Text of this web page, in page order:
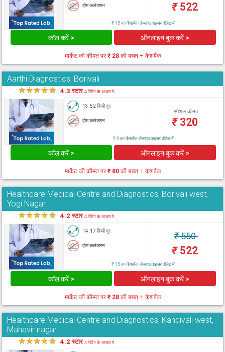
होम कलेक्शन ₹522
₹ 15 का कैशबैक लैब्सएडवाइजर वॉलेट में
कॉल करें > ऑनलाइन बुक करें >
मार्केट की कीमत पर₹ 28 की बचत + कैशबैक
Aarthi Diagnostics, Borivali
★★★★★ 4.3 स्टार4 रेटिंग के आधार पे
13.52 किमी दूर
होम कलेक्शन
स्पेशल कीमत
₹320
₹ 9 का कैशबैक लैब्सएडवाइजर वॉलेट में
कॉल करें > ऑनलाइन बुक करें >
मार्केट की कीमत पर₹ 80 की बचत + कैशबैक
Healthcare Medical Centre and Diagnostics, Borivali west,
Yogi Nagar
★★★★★ 4.2 स्टार4 रेटिंग के आधार पे
14.17 किमी दूर
होम कलेक्शन
₹550
₹522
₹ 15 का कैशबैक लैब्सएडवाइजर वॉलेट में
कॉल करें > ऑनलाइन बुक करें >
मार्केट की कीमत पर₹ 28 की बचत + कैशबैक
Healthcare Medical Centre and Diagnostics, Kandivali west,
Mahavir nagar
★★★★★ 4.2 स्टार4 रेटिंग के आधार पे